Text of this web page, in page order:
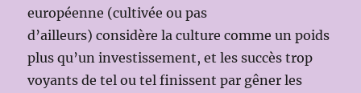
européenne (cultivée ou pas
d’ailleurs) considère la culture comme un poids
plus qu’un investissement, et les succès trop
voyants de tel ou tel finissent par gêner les